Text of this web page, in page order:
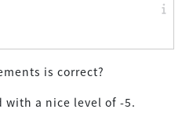
is correct?
a nice level of -5.